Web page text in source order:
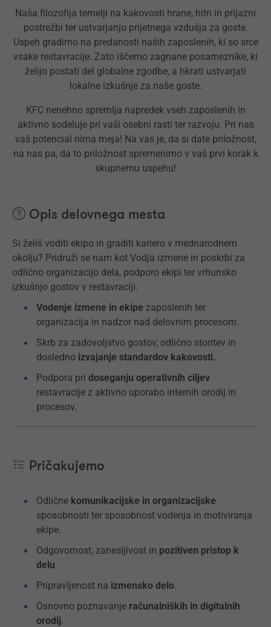
Naša filozofija temelji na kakovosti hrane, hitri in prijazni
postrežbi ter ustvarjanju prijetnega vzdušja za goste.
Uspeh gradimo na predanosti naših zaposlenih, ki so srce
vsake restavracije. Zato iščemo zagnane posameznike, ki
želijo postati del globalne zgodbe, a hkrati ustvarjati
lokalne izkušnje za naše goste.
KFC nenehno spremlja napredek vseh zaposlenih in
aktivno sodeluje pri vaši osebni rasti ter razvoju. Pri nas
vaš potencial nima meja! Na vas je, da si date priložnost,
na nas pa, da to priložnost spremenimo v vaš prvi korak k
skupnemu uspehu!
Opis delovnega mesta
Si želiš voditi ekipo in graditi kariero v mednarodnem
okolju? Pridruži se nam kot Vodja izmene in poskrbi za
odlično organizacijo dela, podporo ekipi ter vrhunsko
izkušnjo gostov v restavraciji.
Vodenje izmene in ekipe zaposlenih ter
organizacija in nadzor nad delovnim procesom.
Skrb za zadovoljstvo gostov, odlično storitev in
dosledno izvajanje standardov kakovosti.
Podpora pri doseganju operativnih ciljev
restavracije z aktivno uporabo internih orodij in
procesov.
Pričakujemo
Odlične komunikacijske in organizacijske
sposobnosti ter sposobnost vodenja in motiviranja
ekipe.
Odgovornost, zanesljivost in pozitiven pristop k
delu.
Pripravljenost na izmensko delo.
Osnovno poznavanje računalniških in digitalnih
orodij.